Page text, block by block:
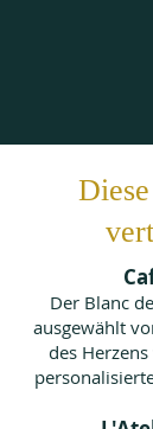
Der Blanc
ausgewählt
des